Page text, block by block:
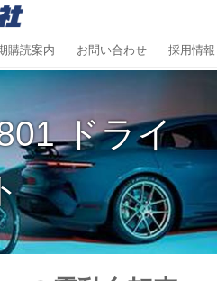
購読案内 お問い合わせ 採用情報
ドライ